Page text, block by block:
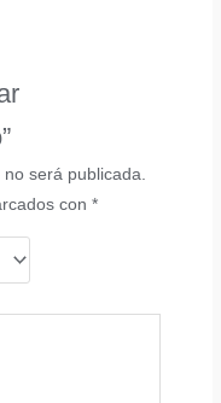
será publicada.
con*